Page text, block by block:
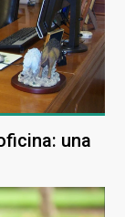
una